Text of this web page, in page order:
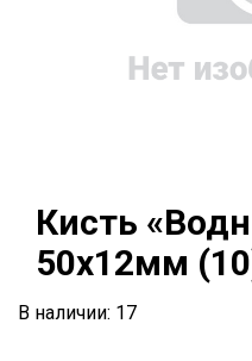
Кисть
50х12мм
В наличии: 17